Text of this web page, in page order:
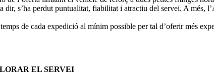
dir, s’ha perdut puntualitat, fiabilitat i atractiu del servei. A més,
de cada expedició al mínim possible per tal d’oferir més
EL SERVEI